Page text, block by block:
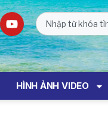
HÌNH ẢNH VIDEO